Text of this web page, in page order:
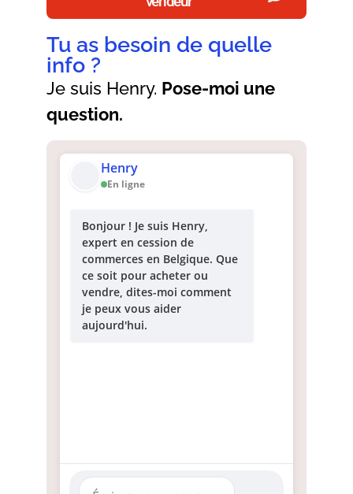
Henry
En ligne
Bonjour ! Je suis Henry,
expert en cession de
commerces en Belgique. Que
ce soit pour acheter ou
vendre, dites-moi comment
je peux vous aider
aujourd'hui.
Je suis Henry. Pose-moi une
question.
Tu as besoin de quelle
info ?